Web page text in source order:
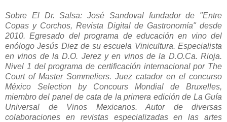
Sobre El Dr. Salsa: José Sandoval fundador de "Entre
Copas y Corchos, Revista Digital de Gastronomía" desde
2010. Egresado del programa de educación en vino del
enólogo Jesús Diez de su escuela Vinicultura. Especialista
en vinos de la D.O. Jerez y en vinos de la D.O.Ca. Rioja.
Nivel 1 del programa de certificación internacional por The
Court of Master Sommeliers. Juez catador en el concurso
México Selection by Concours Mondial de Bruxelles,
miembro del panel de cata de la primera edición de La Guía
Universal de Vinos Mexicanos. Autor de diversas
colaboraciones en revistas especializadas en las artes